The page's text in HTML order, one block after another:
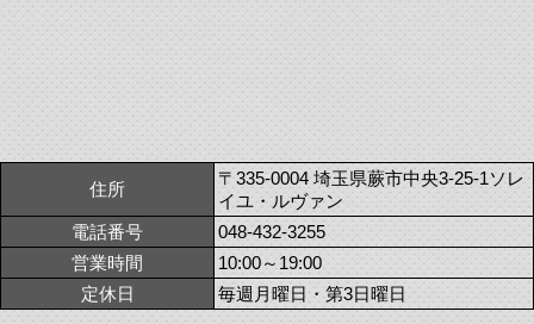
住所
〒335-0004 埼玉県蕨市中央3-25-1ソレ
イユ・ルヴァン
電話番号
048-432-3255
営業時間
10:00～19:00
定休日
毎週月曜日・第3日曜日